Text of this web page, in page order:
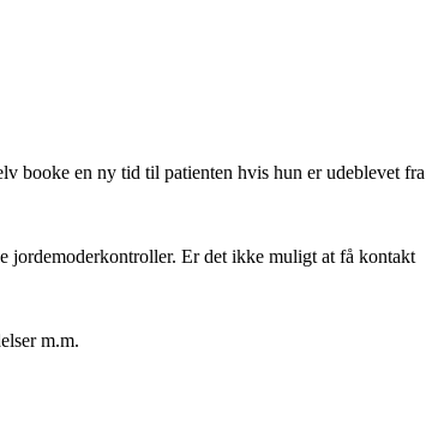
booke en ny tid til patienten hvis hun er udeblevet fra
jordemoderkontroller. Er det ikke muligt at få kontakt
m.m.